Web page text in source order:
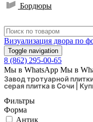
Бордюры
Визуализация двора по
Toggle navigation
8 (862) 295-00-65
Мы в WhatsApp Мы в
Завод тротуарной
серая плитка в Сочи |
Фильтры
Форма
Антик